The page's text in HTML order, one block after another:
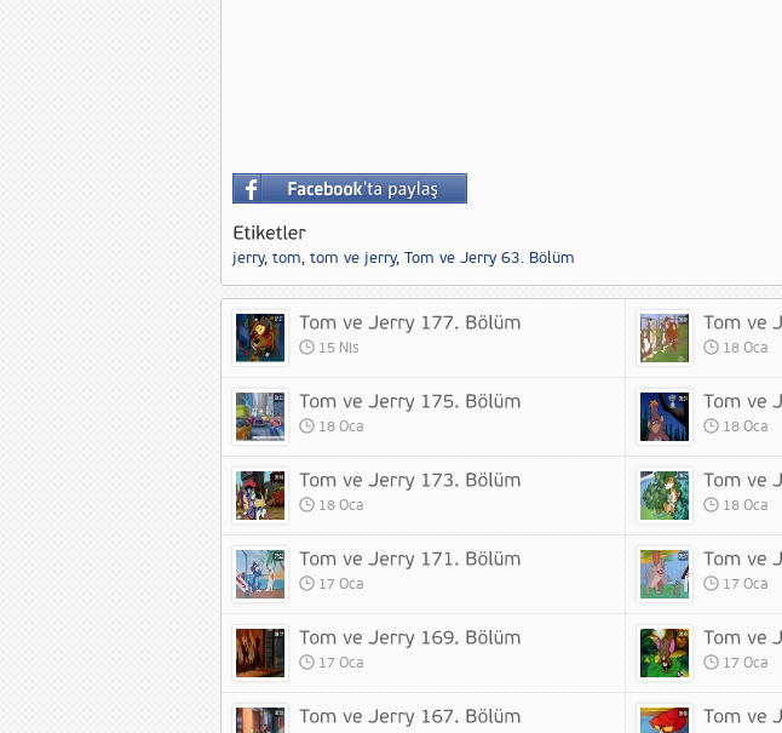
jerry, tom, tom ve jerry, Tom ve Jerry 63. Bölüm
15 Nis 18 Oca
18 Oca 18 Oca
18 Oca 18 Oca
17 Oca 17 Oca
17 Oca 17 Oca